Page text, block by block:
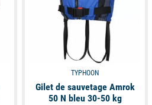
TYPHOON
Gilet de sauvetage Amrok
50 N bleu 30-50 kg